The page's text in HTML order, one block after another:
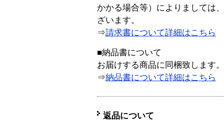
かかる場合等）によりましては
ざいます。
⇒請求書について詳細はこちら
■納品書について
お届けする商品に同梱致します。
⇒納品書について詳細はこちら
返品について